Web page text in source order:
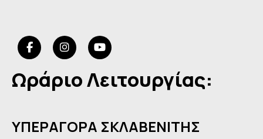
Ωράριο Λειτουργίας:
ΥΠΕΡΑΓΟΡΑ ΣΚΛΑΒΕΝΙΤΗΣ